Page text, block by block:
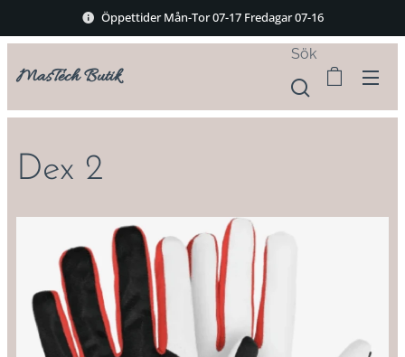
Öppettider Mån-Tor 07-17 Fredagar 07-16
MasTech Butik
Sök
Dex 2